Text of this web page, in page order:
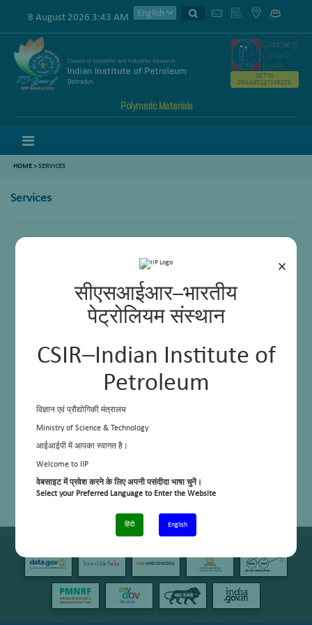
×
सीएसआईआर–भारतीय
पेट्रोलियम संस्थान
CSIR–Indian Institute of
Petroleum
विज्ञान एवं प्रौद्योगिकी मंत्रालय
Ministry of Science & Technology
आईआईपी में आपका स्वागत है।
Welcome to IIP
वेबसाइट में प्रवेश करने के लिए अपनी पसंदीदा भाषा चुनें।
Select your Preferred Language to Enter the Website
हिंदी English
8 August 2026 3:43 AM
Polymeric Materials
GSTIN
05AAATC2716R2ZK
HOME>SERVICES
Services